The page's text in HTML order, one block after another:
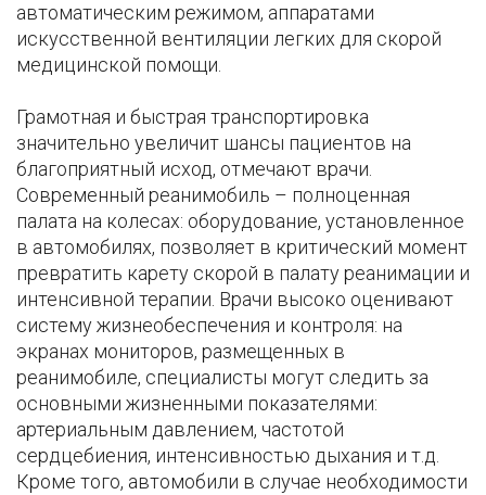
автоматическим режимом, аппаратами
искусственной вентиляции легких для скорой
медицинской помощи.
Грамотная и быстрая транспортировка
значительно увеличит шансы пациентов на
благоприятный исход, отмечают врачи.
Современный реанимобиль – полноценная
палата на колесах: оборудование, установленное
в автомобилях, позволяет в критический момент
превратить карету скорой в палату реанимации и
интенсивной терапии. Врачи высоко оценивают
систему жизнеобеспечения и контроля: на
экранах мониторов, размещенных в
реанимобиле, специалисты могут следить за
основными жизненными показателями:
артериальным давлением, частотой
сердцебиения, интенсивностью дыхания и т.д.
Кроме того, автомобили в случае необходимости